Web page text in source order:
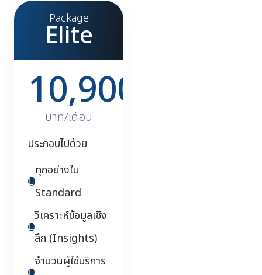
Package
Elite
10,900
บาท/เดือน
ประกอบไปด้วย
ทุกอย่างใน
Standard
วิเคราะห์ข้อมูลเชิง
ลึก (Insights)
จำนวนผู้ใช้บริการ